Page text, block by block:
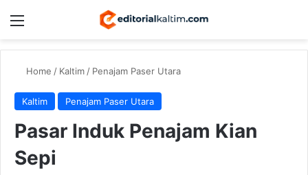
Menu
Home / Kaltim/ Penajam Paser Utara
Kaltim Penajam Paser Utara
Pasar Induk Penajam Kian
Sepi